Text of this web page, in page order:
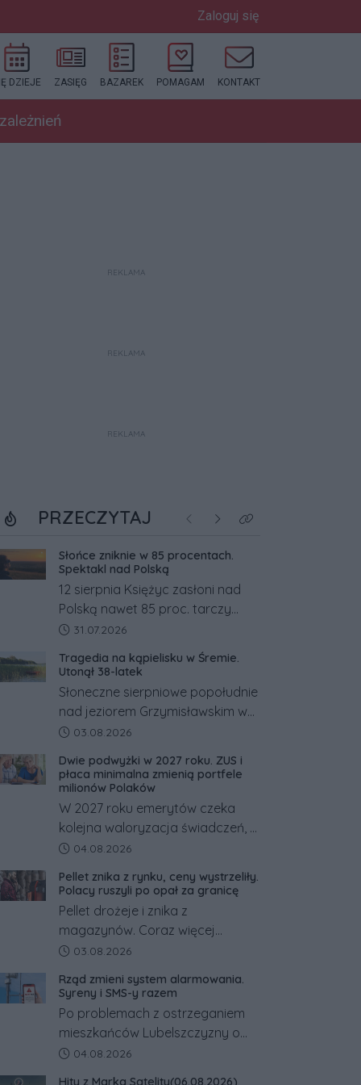
Zaloguj się
DZIEJE ZASIĘG BAZAREK POMAGAM KONTAKT
REKLAMA
REKLAMA
REKLAMA
PRZECZYTAJ Poprzednie
NastępneKliknij aby zobaczyć
Słońce zniknie w 85 procentach.
Spektakl nad Polską
12 sierpnia Księżyc zasłoni nad
Polską nawet 85 proc. tarczy
Słońca. Największe zaćmienie od
27 lat przypadnie tuż przed
zachodem.
Data dodania artykułu:
31.07.2026
Tragedia na kąpielisku w Śremie.
Utonął 38-latek
Słoneczne sierpniowe popołudnie
nad jeziorem Grzymisławskim w
powiecie śremskim zakończyło
zdołały odwrócić nawet
natychmiastowe działania służb
ratunkowych.
Data dodania artykułu:
03.08.2026
Dwie podwyżki w 2027 roku. ZUS i
płaca minimalna zmienią portfele
milionów Polaków
W 2027 roku emerytów czeka
kolejna waloryzacja świadczeń, a
pracowników podwyżka płacy
tym zmianom zyskają.
Data dodania artykułu:
04.08.2026
Pellet znika z rynku, ceny wystrzeliły.
Polacy ruszyli po opał za granicę
Pellet drożeje i znika z
magazynów. Coraz więcej
Polaków szuka opału za granicą,
złotych tańszy niż w kraju. Co się
dzieje?
Data dodania artykułu:
03.08.2026
Rząd zmieni system alarmowania.
Syreny i SMS-y razem
Po problemach z ostrzeganiem
mieszkańców Lubelszczyzny o
rosyjskim zagrożeniu rząd
Data dodania artykułu:
04.08.2026
Hity z Marka Satelity(06.08.2026)